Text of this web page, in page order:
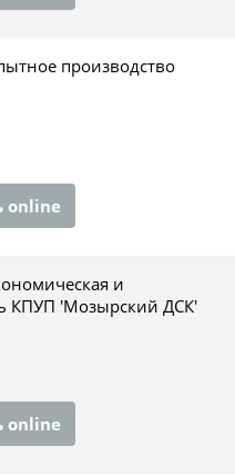
производство
online
и
КПУП 'Мозырский ДСК'
online